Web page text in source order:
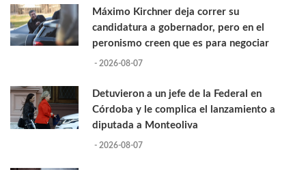
Máximo Kirchner deja correr su
candidatura a gobernador, pero en el
peronismo creen que es para negociar
- 2026-08-07
Detuvieron a un jefe de la Federal en
Córdoba y le complica el lanzamiento a
diputada a Monteoliva
- 2026-08-07